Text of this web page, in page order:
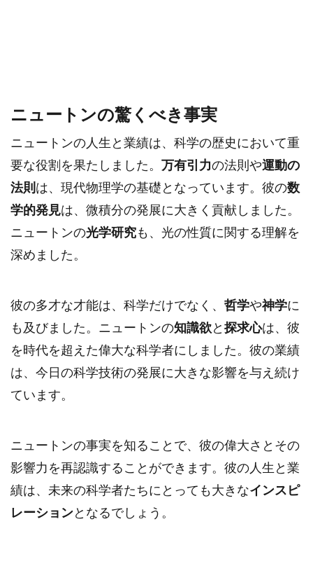
ニュートンの驚くべき事実
ニュートンの人生と業績は、科学の歴史において重
要な役割を果たしました。 万有引力の法則や運動の
法則 は、現代物理学の基礎となっています。彼の数
学的発見は、微積分の発展に大きく貢献しました。
ニュートンの光学研究も、光の性質に関する理解を
深めました。
彼の多才な才能は、科学だけでなく、 哲学や神学に
も及びました。ニュートンの知識欲と探求心は、彼
を時代を超えた偉大な科学者にしました。彼の業績
は、今日の科学技術の発展に大きな影響を与え続け
ています。
ニュートンの事実を知ることで、彼の偉大さとその
影響力を再認識することができます。彼の人生と業
績は、未来の科学者たちにとっても大きなインスピ
レーションとなるでしょう。